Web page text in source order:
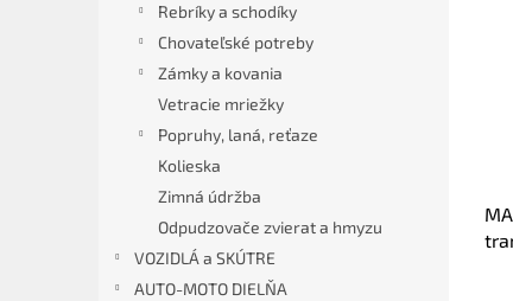
Rebríky a schodíky
Chovateľské potreby
Zámky a kovania
Vetracie mriežky
Popruhy, laná, reťaze
Kolieska
Zimná údržba
Odpudzovače zvierat a hmyzu
VOZIDLÁ a SKÚTRE
AUTO-MOTO DIELŇA